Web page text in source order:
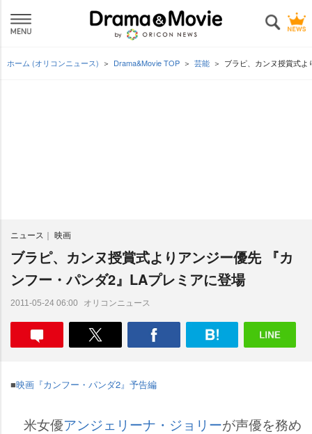
ホーム (オリコンニュース) Drama&Movie TOP 芸能 ブラピ、カンヌ授賞式
ニュース 映画
ブラピ、カンヌ授賞式よりアンジー優先 『カ
ンフー・パンダ2』LAプレミアに登場
2011-05-24 06:00 オリコンニュース
■映画『カンフー・パンダ2』予告編
米女優アンジェリーナ・ジョリーが声優を務め